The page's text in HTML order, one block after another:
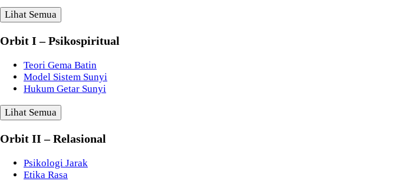
Lihat Semua
Orbit I – Psikospiritual
Teori Gema Batin
Model Sistem Sunyi
Hukum Getar Sunyi
Lihat Semua
Orbit II – Relasional
Psikologi Jarak
Etika Rasa